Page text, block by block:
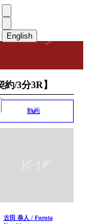
한국어
中文（简体
English
/3分3R】
動画
古田 恭人 / Furuta